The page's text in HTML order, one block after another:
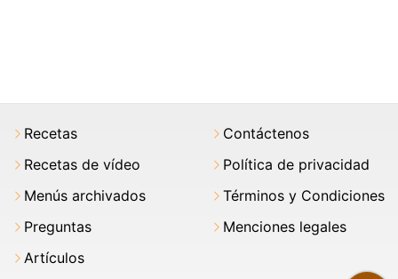
Recetas
Recetas de vídeo
Menús archivados
Preguntas
Artículos
Contáctenos
Política de privacidad
Términos y Condiciones
Menciones legales